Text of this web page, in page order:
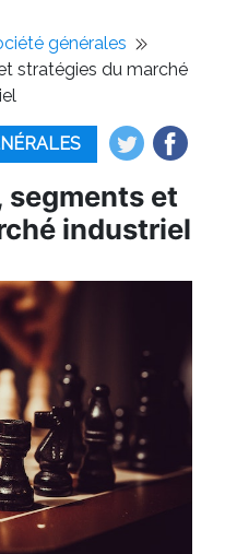
générales
stratégies du marché
et
industriel